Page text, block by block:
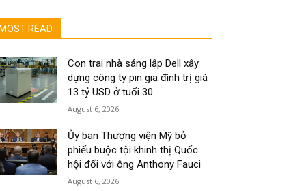
MOST READ
Con trai nhà sáng lập Dell xây
dựng công ty pin gia đình trị giá
13 tỷ USD ở tuổi 30
August 6, 2026
Ủy ban Thượng viện Mỹ bỏ
phiếu buộc tội khinh thị Quốc
hội đối với ông Anthony Fauci
August 6, 2026